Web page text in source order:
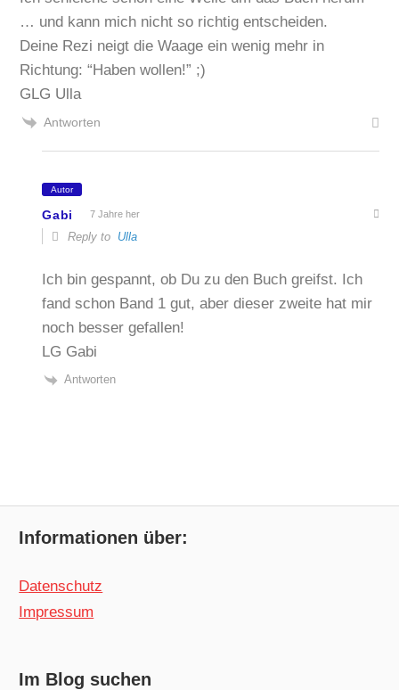
… und kann mich nicht so richtig entscheiden.
Deine Rezi neigt die Waage ein wenig mehr in
Richtung: “Haben wollen!” ;)
GLG Ulla
Antworten
Autor
Gabi 7 Jahre her
Reply to Ulla
Ich bin gespannt, ob Du zu den Buch greifst. Ich
fand schon Band 1 gut, aber dieser zweite hat mir
noch besser gefallen!
LG Gabi
Antworten
Informationen über:
Datenschutz
Impressum
Im Blog suchen